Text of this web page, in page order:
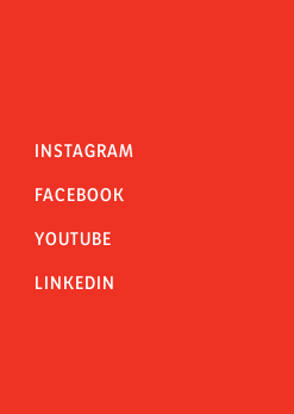
INSTAGRAM
FACEBOOK
YOUTUBE
LINKEDIN